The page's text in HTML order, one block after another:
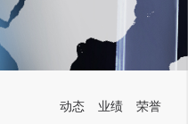
动态 业绩 荣誉